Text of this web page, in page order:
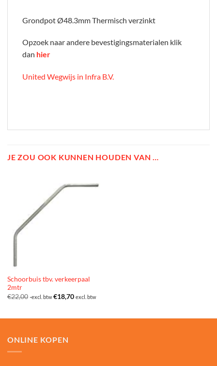
Grondpot Ø48.3mm Thermisch verzinkt
Opzoek naar andere bevestigingsmaterialen klik
dan hier
United Wegwijs in Infra B.V.
JE ZOU OOK KUNNEN HOUDEN VAN …
Schoorbuis tbv. verkeerpaal
2mtr
€22,00 excl. btw €18,70 excl. btw
ONLINE KOPEN